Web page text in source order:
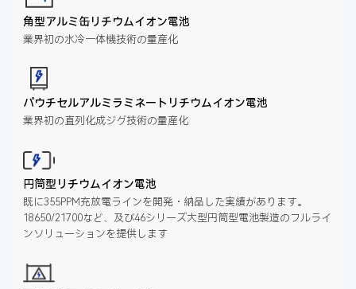
角型アルミ缶リチウムイオン電池
業界初の水冷一体機技術の量産化
パウチセルアルミラミネートリチウムイオン電池
業界初の直列化成ジグ技術の量産化
円筒型リチウムイオン電池
既に355PPM充放電ラインを開発・納品した実績があります。
18650/21700など、及び46シリーズ大型円筒型電池製造のフルライ
ンソリューションを提供します